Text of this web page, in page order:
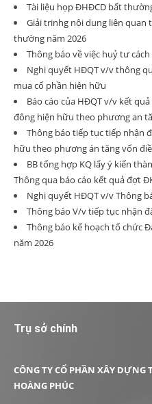
Tài liệu họp ĐHĐCD bất
Giải trinhg nội dung liên
thường năm 2026
Thông báo về việc huỷ tư
Nghi quyết HĐQT v/v thông
mua cổ phần hiện hữu
Báo cáo của HĐQT v/v kết
đông hiện hữu theo phương an
Thông báo tiếp tục tiếp nhận
hữu theo phương án tăng vốn
BB tổng hợp KQ lấy ý kiến
Thông qua báo cáo kết quả đợt
Nghị quyết HĐQT v/v Thông
Thông báo V/v tiếp tục nhận
Thông báo kế hoạch tổ chức
năm 2026
Trụ sở chính
CÔNG TY CỔ PHẦN XÂY
HOÀNG PHÚC